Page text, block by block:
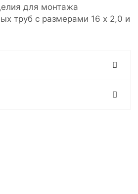
для монтажа
труб с размерами 16 х 2,0 и